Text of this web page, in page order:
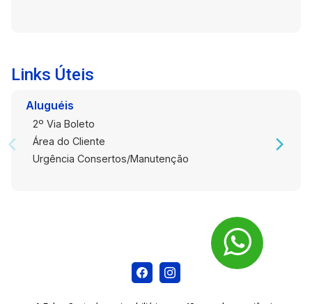
Links Úteis
Aluguéis
2º Via Boleto
Área do Cliente
Urgência Consertos/Manutenção